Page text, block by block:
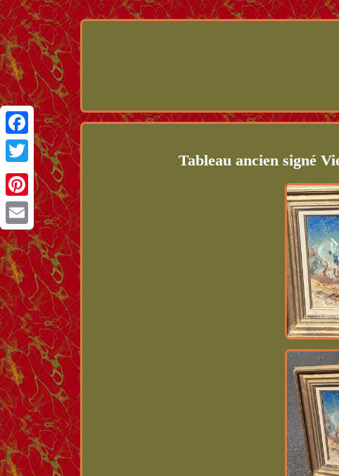
Facebook
Twitter
Pinterest
Email
Tableau ancien signé